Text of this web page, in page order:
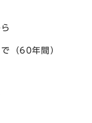
（60年間）